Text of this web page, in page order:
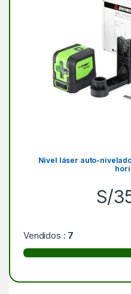
Nivel láser auto-
S/
Vendidos : 7